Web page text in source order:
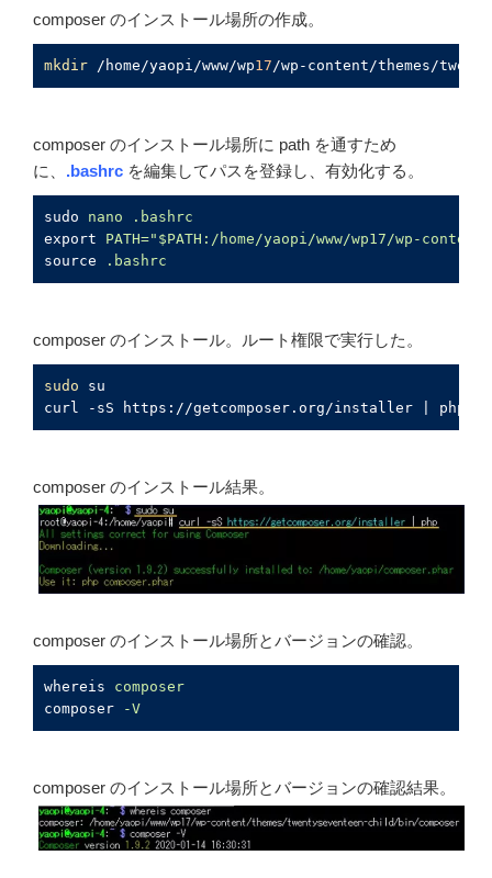
composer のインストール場所の作成。
mkdir /home/yaopi/www/wp17/wp-content/themes/
composer のインストール場所に path を通すため
に、 .bashrc を編集してパスを登録し、有効化する。
sudo
nano .bashrc
export
PATH="$PATH:/home/yaopi/www/wp17/wp-
source
.bashrc
composer のインストール。ルート権限で実行した。
sudo su
curl -sS https://getcomposer.org/installer | php
composer のインストール結果。
composer のインストール場所とバージョンの確認。
whereis
composer
composer
-V
composer のインストール場所とバージョンの確認結果。